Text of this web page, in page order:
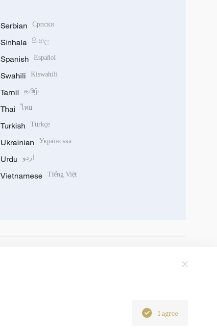
Serbian Српски
Sinhala සිංහල
Spanish Español
Swahili Kiswahili
Tamil தமிழ்
Thai ไทย
Turkish Türkçe
Ukrainian Українська
Urdu اردو
Vietnamese Tiếng Việt
I agree